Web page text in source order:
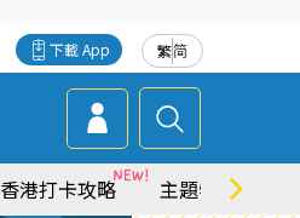
繁简
下載 App
香港打卡攻略 主題特集